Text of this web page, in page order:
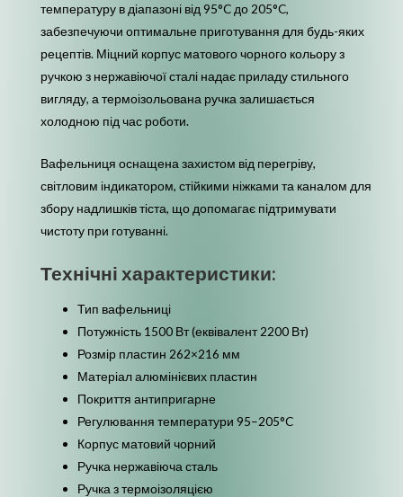
температуру в діапазоні від 95°C до 205°C,
забезпечуючи оптимальне приготування для будь-яких
рецептів. Міцний корпус матового чорного кольору з
ручкою з нержавіючої сталі надає приладу стильного
вигляду, а термоізольована ручка залишається
холодною під час роботи.
Вафельниця оснащена захистом від перегріву,
світловим індикатором, стійкими ніжками та каналом для
збору надлишків тіста, що допомагає підтримувати
чистоту при готуванні.
Технічні характеристики:
Тип вафельниці
Потужність 1500 Вт (еквівалент 2200 Вт)
Розмір пластин 262×216 мм
Матеріал алюмінієвих пластин
Покриття антипригарне
Регулювання температури 95–205°C
Корпус матовий чорний
Ручка нержавіюча сталь
Ручка з термоізоляцією